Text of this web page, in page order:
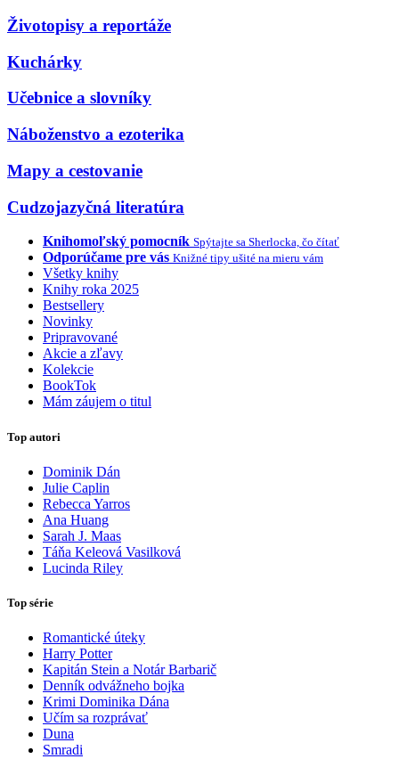
Životopisy a reportáže
Kuchárky
Učebnice a slovníky
Náboženstvo a ezoterika
Mapy a cestovanie
Cudzojazyčná literatúra
Knihomoľský pomocník Spýtajte sa Sherlocka, čo čítať
Odporúčame pre vás Knižné tipy ušité na mieru vám
Všetky knihy
Knihy roka 2025
Bestsellery
Novinky
Pripravované
Akcie a zľavy
Kolekcie
BookTok
Mám záujem o titul
Top autori
Dominik Dán
Julie Caplin
Rebecca Yarros
Ana Huang
Sarah J. Maas
Táňa Keleová Vasilková
Lucinda Riley
Top série
Romantické úteky
Harry Potter
Kapitán Stein a Notár Barbarič
Denník odvážneho bojka
Krimi Dominika Dána
Učím sa rozprávať
Duna
Smradi